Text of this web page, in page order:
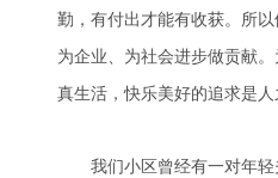
勤，有付出才能有收获。所
为企业、为社会进步做贡献
真生活，快乐美好的追求是
我们小区曾经有一对年轻